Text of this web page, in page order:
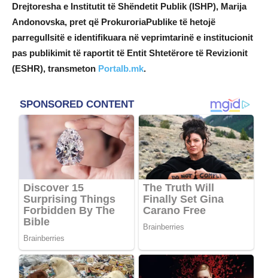
Drejtoresha e Institutit të Shëndetit Publik (ISHP), Marija
Andonovska, pret që ProkuroriaPublike të hetojë
parregullsitë e identifikuara në veprimtarinë e institucionit
pas publikimit të raportit të Entit Shtetërore të Revizionit
(ESHR), transmeton Portalb.mk.